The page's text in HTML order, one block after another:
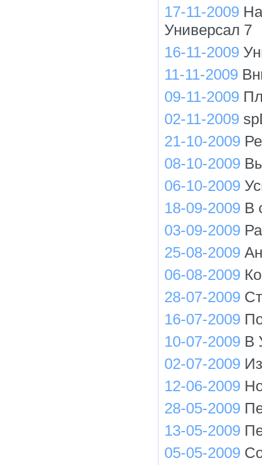
17-11-2009
Универсал 7
16-11-2009
11-11-2009
09-11-2009
02-11-2009
21-10-2009
08-10-2009
06-10-2009
18-09-2009 В
03-09-2009
25-08-2009
06-08-2009
28-07-2009
16-07-2009
10-07-2009 В
02-07-2009
12-06-2009
28-05-2009
13-05-2009
05-05-2009